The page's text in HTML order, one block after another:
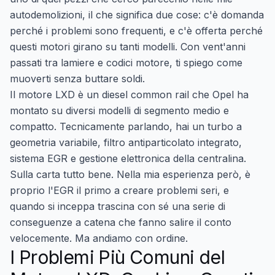
autodemolizioni, il che significa due cose: c'è domanda
perché i problemi sono frequenti, e c'è offerta perché
questi motori girano su tanti modelli. Con vent'anni
passati tra lamiere e codici motore, ti spiego come
muoverti senza buttare soldi.
Il motore LXD è un diesel common rail che Opel ha
montato su diversi modelli di segmento medio e
compatto. Tecnicamente parlando, hai un turbo a
geometria variabile, filtro antiparticolato integrato,
sistema EGR e gestione elettronica della centralina.
Sulla carta tutto bene. Nella mia esperienza però, è
proprio l'EGR il primo a creare problemi seri, e
quando si inceppa trascina con sé una serie di
conseguenze a catena che fanno salire il conto
velocemente. Ma andiamo con ordine.
I Problemi Più Comuni del